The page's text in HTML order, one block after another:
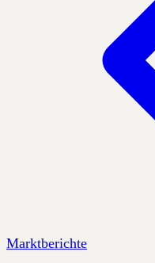
Marktberichte